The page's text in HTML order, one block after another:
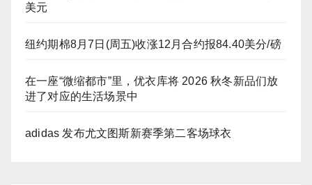
美元
纽约期棉8月7日(周五)收涨12月合约报84.40美分/磅
在一座“微缩都市”里，优衣库将 2026 秋冬新品们放
进了对应的生活场景中
adidas 发布尤文图斯新赛季第二客场球衣